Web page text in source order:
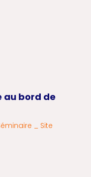
au bord de
_ Site